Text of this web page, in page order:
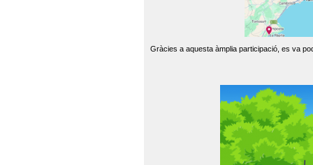
Gràcies a aquesta àmplia participació, es va